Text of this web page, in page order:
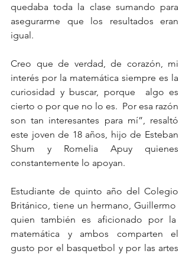
quedaba toda la clase sumando para
asegurarme que los resultados eran
igual.
Creo que de verdad, de corazón, mi
interés por la matemática siempre es la
curiosidad y buscar, porque  algo es
cierto o por que no lo es.  Por esa razón
son tan interesantes para mí”, resaltó
este joven de 18 años, hijo de Esteban
Shum y Romelia Apuy quienes
constantemente lo apoyan.
Estudiante de quinto año del Colegio
Británico, tiene un hermano, Guillermo
quien también es aficionado por la
matemática y ambos comparten el
gusto por el basquetbol y por las artes